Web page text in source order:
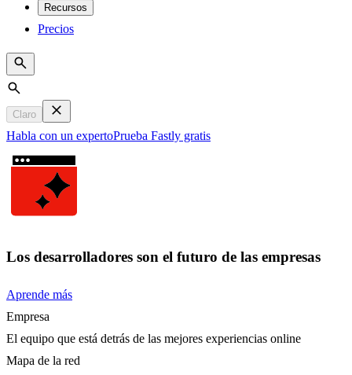
Recursos
Precios
Search
Claro
Habla con un expertoPrueba Fastly gratis
Los desarrolladores son el futuro de las empresas
Aprende más
Empresa
El equipo que está detrás de las mejores experiencias online
Mapa de la red